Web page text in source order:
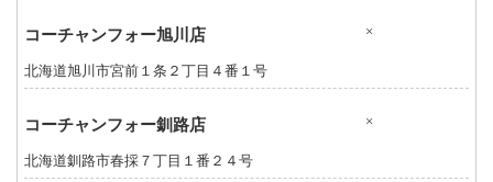
コーチャンフォー旭川店 ×
北海道旭川市宮前１条２丁目４番１号
コーチャンフォー釧路店 ×
北海道釧路市春採７丁目１番２４号